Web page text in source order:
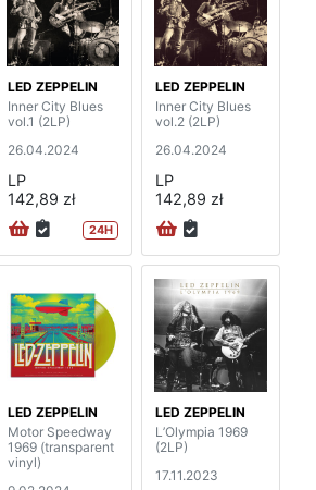
LED ZEPPELIN
Inner City Blues
vol.1 (2LP)
26.04.2024
LP
142,89 zł
24H
LED ZEPPELIN
Inner City Blues
vol.2 (2LP)
26.04.2024
LP
142,89 zł
LED ZEPPELIN
Motor Speedway
1969 (transparent
vinyl)
LED ZEPPELIN
L’Olympia 1969
(2LP)
17.11.2023